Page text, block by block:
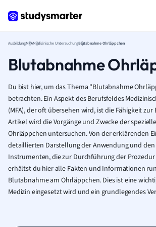
AusbildungMFAMedizinische UntersuchungBlutabnahme Ohrläppchen
Blutabnahme
Du bist hier, um das Thema "Blutabnahme
betrachten. Ein Aspekt des Berufsfeldes
(MFA), der oft übersehen wird, ist die Fähigkeit
Artikel wird die Vorgänge und Zwecke der
Ohrläppchen untersuchen. Von der erklärenden
detaillierten Darstellung der Anwendung und
Instrumenten, die zur Durchführung der
erhältst du hier alle Fakten und Informationen
Blutabnahme am Ohrläppchen. Dies ist eine
Medizin eingesetzt wird und ein grundlegendes